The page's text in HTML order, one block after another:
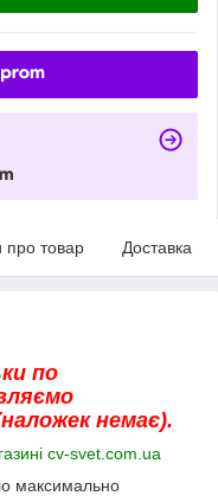
про товар Доставка
по
немає).
cv-svet.com.ua
максимально